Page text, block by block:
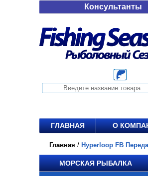
Консультанты
ГЛАВНАЯ О
Главная / Hyperloop FB
МОРСКАЯ РЫБАЛКА